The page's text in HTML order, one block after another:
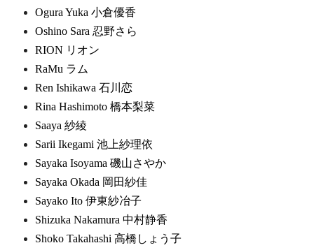
Ogura Yuka 小倉優香
Oshino Sara 忍野さら
RION リオン
RaMu ラム
Ren Ishikawa 石川恋
Rina Hashimoto 橋本梨菜
Saaya 紗綾
Sarii Ikegami 池上紗理依
Sayaka Isoyama 磯山さやか
Sayaka Okada 岡田紗佳
Sayako Ito 伊東紗冶子
Shizuka Nakamura 中村静香
Shoko Takahashi 高橋しょう子